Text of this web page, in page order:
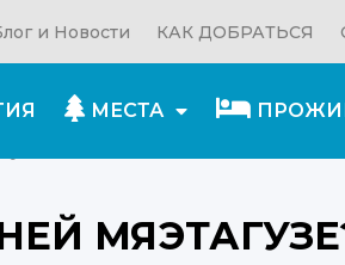
и Новости КАК ДОБРАТЬСЯ
МЕСТА